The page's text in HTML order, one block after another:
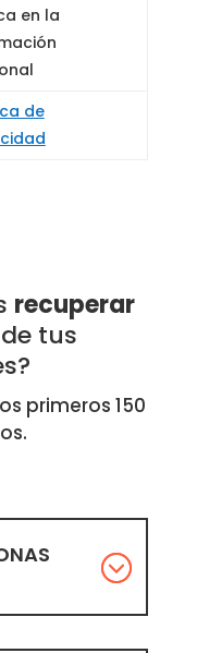
en la
de
recuperar
de tus
primeros 150